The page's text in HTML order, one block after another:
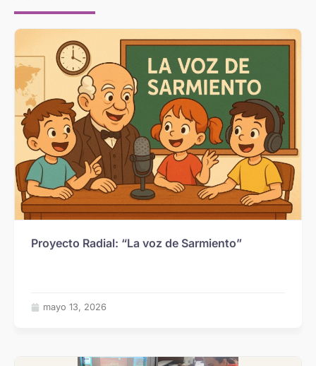
Proyecto Radial: “La voz de Sarmiento”
mayo 13, 2026